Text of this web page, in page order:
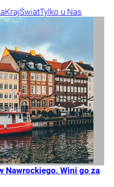
KrajŚwiatTylko u Nas
Nawrockiego. Wini go za